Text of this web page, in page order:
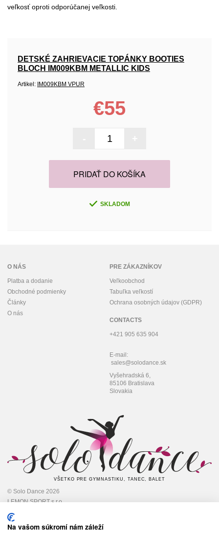
veľkosť oproti odporúčanej veľkosti.
DETSKÉ ZAHRIEVACIE TOPÁNKY BOOTIES
BLOCH IM009KBM METALLIC KIDS
Artikel: IM009KBM VPUR
€55
PRIDAŤ DO KOŠÍKA
SKLADOM
O NÁS
Platba a dodanie
Obchodné podmienky
Články
O nás
PRE ZÁKAZNÍKOV
Veľkoobchod
Tabuľka veľkostí
Ochrana osobných údajov (GDPR)
CONTACTS
+421 905 635 904
E-mail:
sales@solodance.sk
Vyšehradská 6,
85106 Bratislava
Slovakia
VŠETKO PRE GYMNASTIKU, TANEC, BALET
© Solo Dance 2026
LEMON SPORT s.r.o
IČO: 45 348 545,
DIČ: 2022948301
Na vašom súkromí nám záleží